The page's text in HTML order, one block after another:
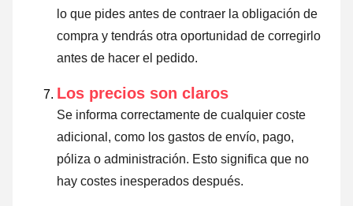
lo que pides antes de contraer la obligación de
compra y tendrás otra oportunidad de corregirlo
antes de hacer el pedido.
Los precios son claros
Se informa correctamente de cualquier coste
adicional, como los gastos de envío, pago,
póliza o administración. Esto significa que no
hay costes inesperados después.